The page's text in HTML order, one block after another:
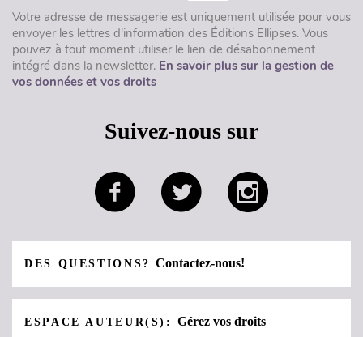
Votre adresse de messagerie est uniquement utilisée pour vous
envoyer les lettres d'information des Éditions Ellipses. Vous
pouvez à tout moment utiliser le lien de désabonnement
intégré dans la newsletter. En savoir plus sur la gestion de
vos données et vos droits
Suivez-nous sur
DES QUESTIONS?Contactez-nous!
ESPACE AUTEUR(S):Gérez vos droits